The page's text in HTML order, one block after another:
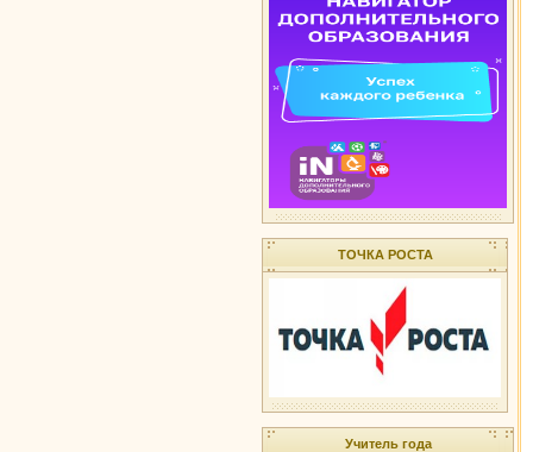
ТОЧКА РОСТА
Учитель года